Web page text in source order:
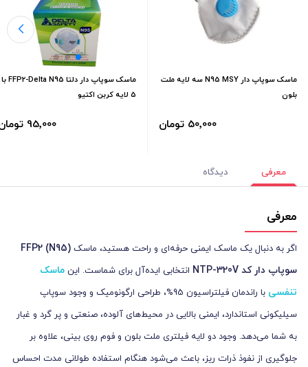
ماسک سوپاپ دار N95 MSY سه لایه ملت
بلون
50٬000 تومان
ماسک سوپاپ دار دلتا FFP2-Delta N95 با
5 لایه کربن اکتیو
95٬000 تومان
معرفی دیدگاه
معرفی
اگر به دنبال یک ماسک ایمنی حرفه‌ای و راحت هستید، ماسک FFP2 (N95)
سوپاپ دار کد NTP-320V
انتخابی ایده‌آل برای شماست. این ماسک
تنفسی
با راندمان فیلتراسیون 95%، طراحی ارگونومیک و وجود سوپاپ
سیلیکونی استاندارد، ایمنی بالایی در محیط‌های آلوده، صنعتی و پر گرد و غبار
به شما می‌دهد. وجود دو لایه فیلتری ملت بلون و فوم روی بینی، علاوه بر
جلوگیری از نفوذ ذرات ریز، باعث می‌شود هنگام استفاده طولانی مدت احساس